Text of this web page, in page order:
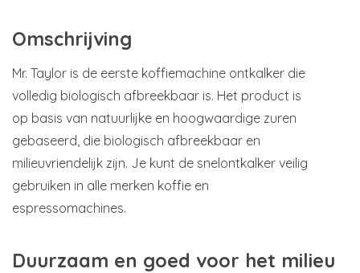
Omschrijving
Mr. Taylor is de eerste koffiemachine ontkalker die
volledig biologisch afbreekbaar is. Het product is
op basis van natuurlijke en hoogwaardige zuren
gebaseerd, die biologisch afbreekbaar en
milieuvriendelijk zijn. Je kunt de snelontkalker veilig
gebruiken in alle merken koffie en
espressomachines.
Duurzaam en goed voor het milieu